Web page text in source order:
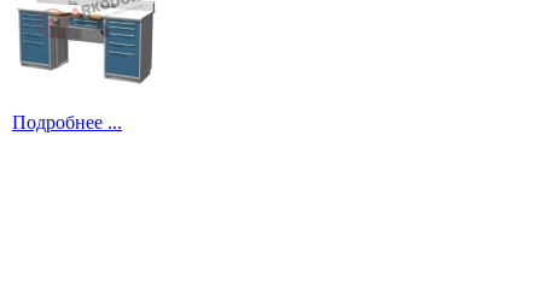
Подробнее ...